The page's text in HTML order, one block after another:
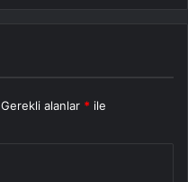
Gerekli alanlar * ile